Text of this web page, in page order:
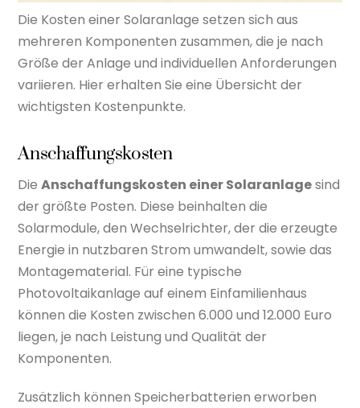
Die Kosten einer Solaranlage setzen sich aus
mehreren Komponenten zusammen, die je nach
Größe der Anlage und individuellen Anforderungen
variieren. Hier erhalten Sie eine Übersicht der
wichtigsten Kostenpunkte.
Anschaffungskosten
DieAnschaffungskosten einer Solaranlagesind
der größte Posten. Diese beinhalten die
Solarmodule, den Wechselrichter, der die erzeugte
Energie in nutzbaren Strom umwandelt, sowie das
Montagematerial. Für eine typische
Photovoltaikanlage auf einem Einfamilienhaus
können die Kosten zwischen 6.000 und 12.000 Euro
liegen, je nach Leistung und Qualität der
Komponenten.
Zusätzlich können Speicherbatterien erworben